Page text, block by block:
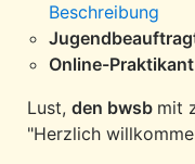
Beschreibung
Online-
Lust, den bwsb mit
"Herzlich